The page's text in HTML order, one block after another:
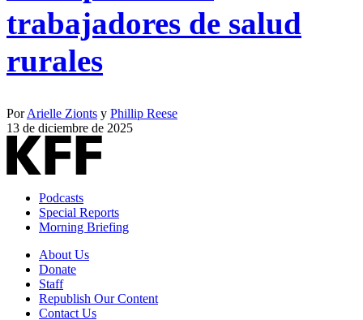
trabajadores de salud
rurales
PorArielle Zionts y Phillip Reese
13 de diciembre de 2025
Podcasts
Special Reports
Morning Briefing
About Us
Donate
Staff
Republish Our Content
Contact Us